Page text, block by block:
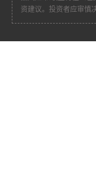
资建议。投资者应审慎